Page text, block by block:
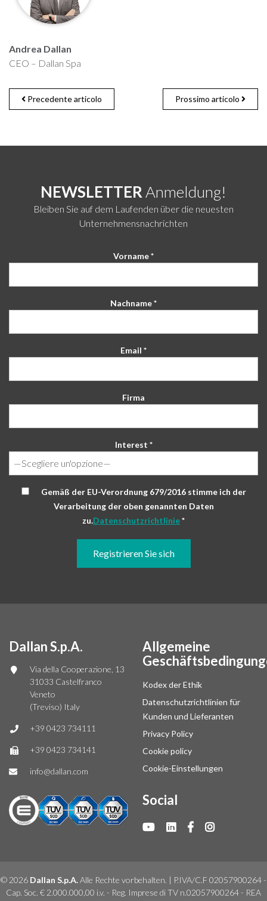
Andrea Dallan
CEO – Dallan Spa
Precedente articolo Prossimo articolo
NEWSLETTERAnmeldung!
Bleiben Sie auf dem Laufenden über die neuesten
Unternehmensnachrichten
Vorname *
Nachname *
Email *
Firma
Interest *
Gemäß der EU-Verordnung 679/2016 stimme ich der
Verarbeitung der oben genannten Daten
zu.Datenschutzrichtlinie*
Dallan S.p.A.
Via della Cooperazione, 13
31033 Castelfranco
Veneto
(Treviso) Italy
+39 0423 734111
+39 0423 734141
info@dallan.com
Allgemeine
Kodex der Ethik
Datenschutzrichtlinien für
Kunden und Lieferanten
Privacy Policy
Cookie policy
Cookie-Einstellungen
Social
© 2026 Dallan S.p.A.Alle Rechte vorbehalten. | P.IVA/C.F 02057900264 -
Cap. Soc. € 2.000.000,00 i.v. - Reg. Imprese di TV n.02057900264 - REA